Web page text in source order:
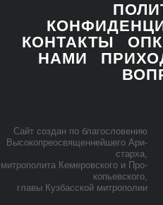
КОНТАКТЫ
ОПК
НАМИ
Сайт со­здан по бла­го­сло­ве­нию
Вы­со­ко­прео­свя­щен­ней­ше­го Ари­
стар­ха,
мит­ро­по­ли­та Ке­ме­ров­ско­го и Про­
ко­пьев­ско­го,
гла­вы Куз­бас­ской мит­ро­по­лии